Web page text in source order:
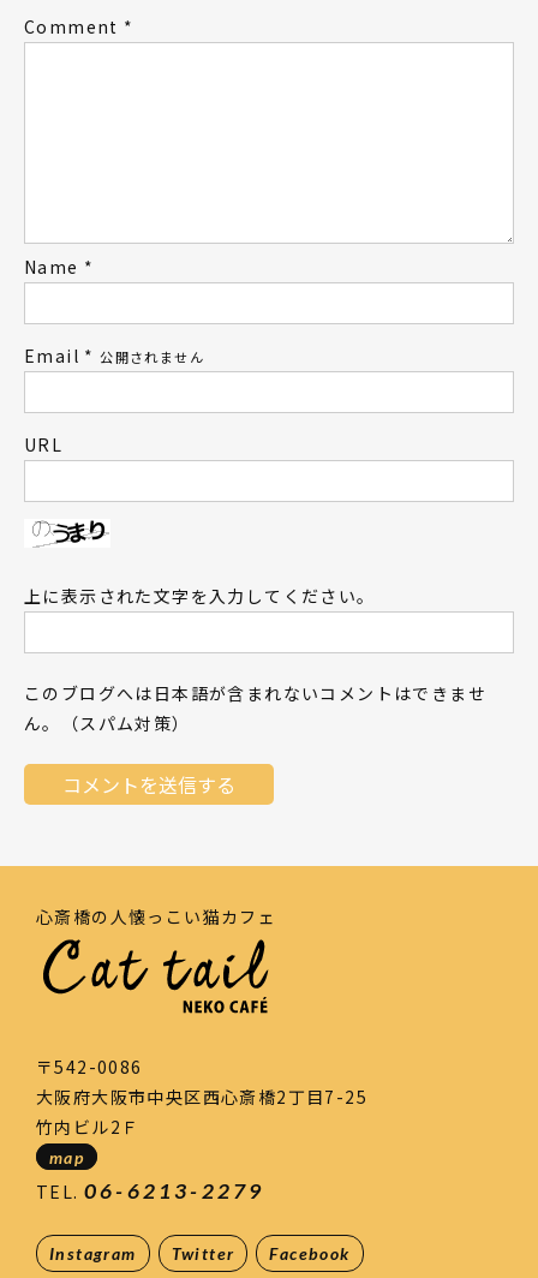
Comment *
Name *
Email * 公開されません
URL
上に表示された文字を入力してください。
このブログへは日本語が含まれないコメントはできませ
ん。（スパム対策）
心斎橋の人懐っこい猫カフェ
〒542-0086
大阪府大阪市中央区西心斎橋2丁目7-25
竹内ビル2Ｆ
map
TEL. 06-6213-2279
Instagram Twitter Facebook